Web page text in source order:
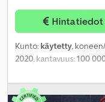
Hintatiedot
Kunto: käytetty,
2020, kantavuus:100